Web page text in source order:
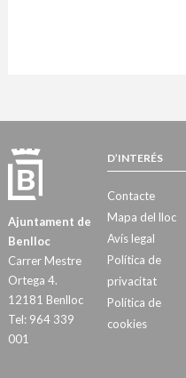
Ajuntament de
Benlloc
Carrer Mestre
Ortega 4.
12181 Benlloc
Tel: 964 339
001
D’INTERÉS
Contacte
Mapa del lloc
Avís legal
Política de
privacitat
Política de
cookies